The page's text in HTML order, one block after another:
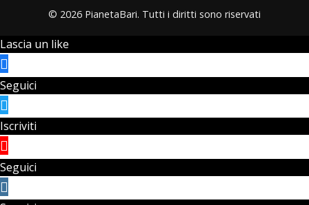
© 2026 PianetaBari. Tutti i diritti sono riservati
Lascia un like
Seguici
Iscriviti
Seguici